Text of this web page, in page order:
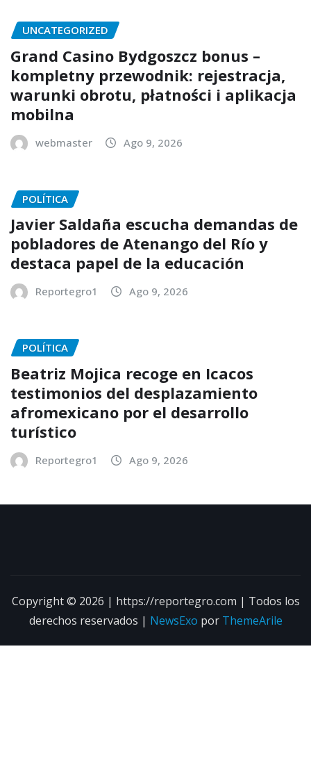
UNCATEGORIZED
Grand Casino Bydgoszcz bonus –
kompletny przewodnik: rejestracja,
warunki obrotu, płatności i aplikacja
mobilna
webmaster Ago 9, 2026
POLÍTICA
Javier Saldaña escucha demandas de
pobladores de Atenango del Río y
destaca papel de la educación
Reportegro1 Ago 9, 2026
POLÍTICA
Beatriz Mojica recoge en Icacos
testimonios del desplazamiento
afromexicano por el desarrollo
turístico
Reportegro1 Ago 9, 2026
Copyright © 2026 | https://reportegro.com | Todos los
derechos reservados | NewsExo por ThemeArile